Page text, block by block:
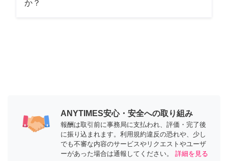
か？
ANYTIMES安心・安全への取り組み
報酬は取引前に事務局に支払われ、評価・完了後
に振り込まれます。利用規約違反の恐れや、少し
でも不審な内容のサービスやリクエストやユーザ
ーがあった場合は通報してください。
詳細を見る